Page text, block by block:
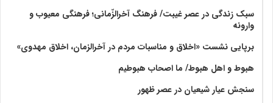
سبک زندگی در عصر غیبت/ فرهنگ آخرالزّمانی؛ فرهنگی معیوب و
وارونه
برپایی نشست «اخلاق و مناسبات مردم در آخرالزمان، اخلاق مهدوی»
هبوط و اهل هبوط/ ما اصحاب هبوطیم
سنجش عیار شیعیان در عصر ظهور